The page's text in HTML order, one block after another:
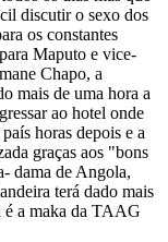
discutir o sexo dos
os constantes
Maputo e vice-
Chapo, a
mais de uma hora a
ao hotel onde
horas depois e a
graças aos "bons
dama de Angola,
terá dado mais
é a maka da TAAG